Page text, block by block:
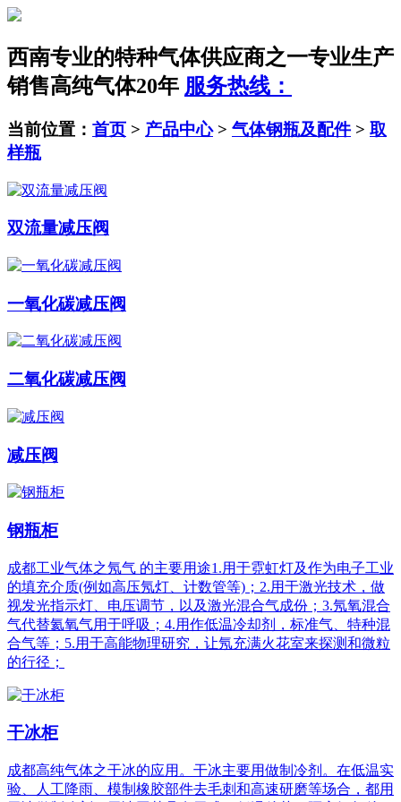
西南专业的特种气体供应商之一专业生产
销售高纯气体20年 服务热线：
当前位置： 首页 > 产品中心> 气体钢瓶及配件 > 取
样瓶
双流量减压阀
一氧化碳减压阀
二氧化碳减压阀
减压阀
钢瓶柜
成都工业气体之氖气 的主要用途1.用于霓虹灯及作为电子工业
的填充介质(例如高压氖灯、计数管等)；2.用于激光技术，做
视发光指示灯、电压调节，以及激光混合气成份；3.氖氧混合
气代替氦氧气用于呼吸；4.用作低温冷却剂，标准气、特种混
合气等；5.用于高能物理研究，让氖充满火花室来探测和微粒
的行径；
干冰柜
成都高纯气体之干冰的应用。干冰主要用做制冷剂。在低温实
验、人工降雨、模制橡胶部件去毛刺和高速研磨等场合，都用